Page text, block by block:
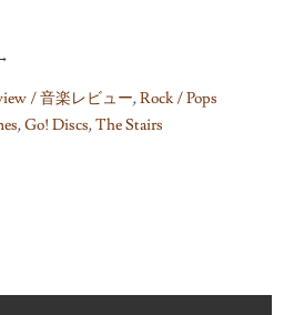
/ 音楽レビュー,Rock / Pops
,Go! Discs,The Stairs